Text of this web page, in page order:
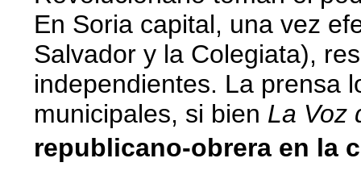
En Soria capital, una vez
Salvador y la Colegiata),
independientes. La prensa
municipales, si bien La Voz
republicano-obrera en la